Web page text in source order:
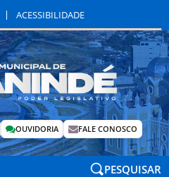
ACESSIBILIDADE
OUVIDORIA FALE CONOSCO
PESQUISAR